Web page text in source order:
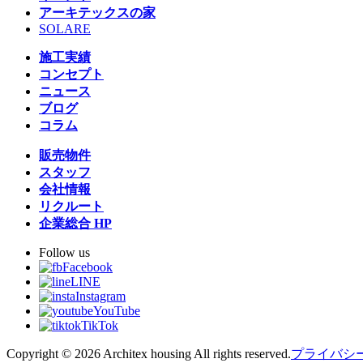
アーキテックスの家
SOLARE
施工実績
コンセプト
ニュース
ブログ
コラム
販売物件
スタッフ
会社情報
リクルート
企業総合 HP
Follow us
Facebook
LINE
Instagram
YouTube
TikTok
Copyright © 2026 Architex housing All rights reserved.プライバシ